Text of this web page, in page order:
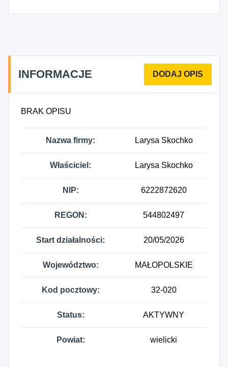
INFORMACJE
BRAK OPISU
Nazwa firmy: Larysa Skochko
Właściciel: Larysa Skochko
NIP: 6222872620
REGON: 544802497
Start działalności: 20/05/2026
Województwo: MAŁOPOLSKIE
Kod pocztowy: 32-020
Status: AKTYWNY
Powiat: wielicki